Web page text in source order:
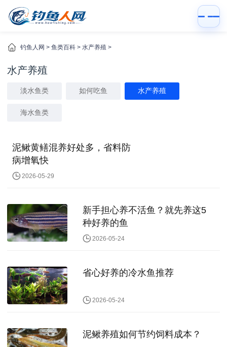
钓鱼人网 > 鱼类百科 > 水产养殖 >
水产养殖
淡水鱼类 如何吃鱼 水产养殖
海水鱼类
泥鳅黄鳝混养好处多，省料防
病增氧快
2026-05-29
新手担心养不活鱼？就先养这5
种好养的鱼
2026-05-24
省心好养的冷水鱼推荐
2026-05-24
泥鳅养殖如何节约饲料成本？